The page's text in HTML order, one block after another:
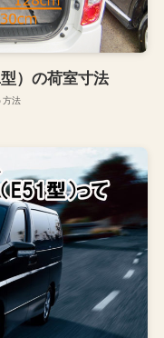
）の荷室寸法
方法